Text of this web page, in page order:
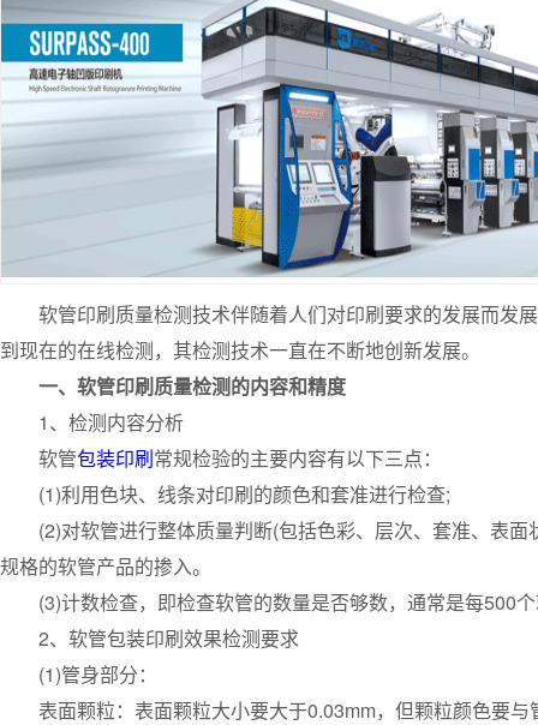
软管印刷质量检测技术伴随着人们对印刷要求的发展而发
到现在的在线检测，其检测技术一直在不断地创新发展。
一、软管印刷质量检测的内容和精度
1、检测内容分析
软管包装印刷常规检验的主要内容有以下三点：
(1)利用色块、线条对印刷的颜色和套准进行检查;
(2)对软管进行整体质量判断(包括色彩、层次、套准、表面
规格的软管产品的掺入。
(3)计数检查，即检查软管的数量是否够数，通常是每500
2、软管包装印刷效果检测要求
(1)管身部分：
表面颗粒：表面颗粒大小要大于0.03mm，但颗粒颜色要与